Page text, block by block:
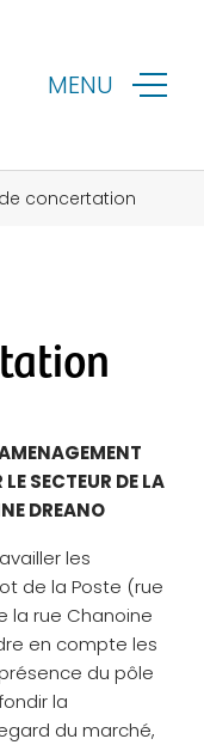
MENU
concertation
SECTEUR DE LA
DREANO
les
de la Poste (rue
la rue Chanoine
en compte les
du pôle
la
du marché,